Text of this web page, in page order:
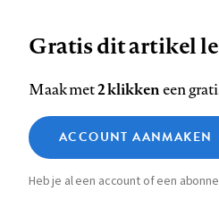
op
Facebook
op
LinkedIn
op
Bluesky
ons
op
Footer
Contact Colofon Disclaimer
Zie onze cookie policy
Analytische cookies
Marketing cookies
Gratis dit artikel
Maak met2 klikkeneen
ACCOUNT AANMAKEN
Heb je al een account of een